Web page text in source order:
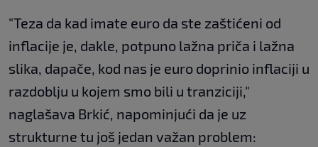
"Teza da kad imate euro da ste zaštićeni od
inflacije je, dakle, potpuno lažna priča i lažna
slika, dapače, kod nas je euro doprinio inflaciji u
razdoblju u kojem smo bili u tranziciji,"
naglašava Brkić, napominjući da je uz
strukturne tu još jedan važan problem: